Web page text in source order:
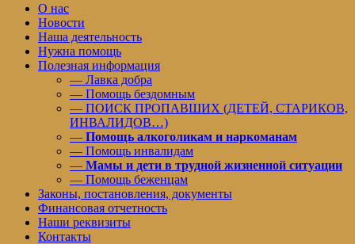
О нас
Новости
Наша деятельность
Нужна помощь
Полезная информация
— Лавка добра
— Помощь бездомным
— ПОИСК ПРОПАВШИХ (ДЕТЕЙ, СТАРИКОВ,
ИНВАЛИДОВ…)
— Помощь алкоголикам и наркоманам
— Помощь инвалидам
— Мамы и дети в трудной жизненной ситуации
— Помощь беженцам
Законы, постановления, документы
Финансовая отчетность
Наши реквизиты
Контакты